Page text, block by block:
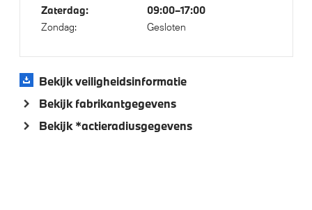
Alarmsysteem klasse 3 (VbV/SCM)
Verwarmde stoelen voor en achter
Aandrijving en onderstel
Zaterdag: 09:00–17:00
Zondag: Gesloten
Bekijk veiligheidsinformatie
Bekijk fabrikantgegevens
Bekijk *actieradiusgegevens